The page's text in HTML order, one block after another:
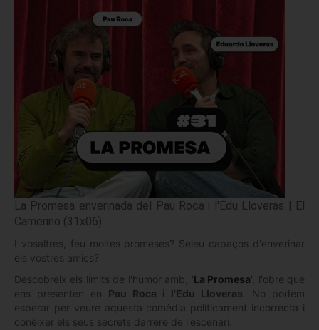
La Promesa enverinada del Pau Roca i l'Edu Lloveras | El
Camerino (31x06)
I vosaltres, feu moltes promeses? Seieu capaços d'enverinar
els vostres amics?
Descobreix els límits de l'humor amb, 'La Promesa', l'obre que
ens presenten en Pau Roca i l'Edu Lloveras . No podem
esperar per veure aquesta comèdia políticament incorrecta i
conèixer els seus secrets darrere de l'escenari.